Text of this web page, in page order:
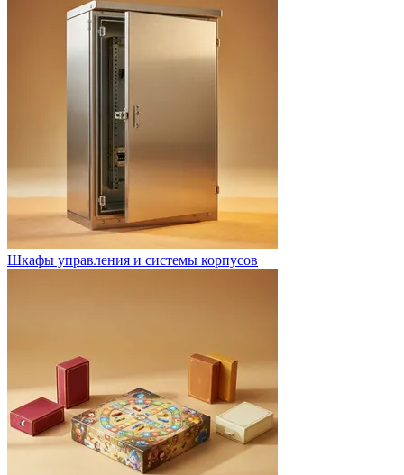
Шкафы управления и системы корпусов